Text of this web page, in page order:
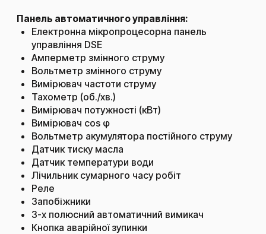
Панель автоматичного управління:
Електронна мікропроцесорна панель
управління DSE
Амперметр змінного струму
Вольтметр змінного струму
Вимірювач частоти струму
Тахометр (об./хв.)
Вимірювач потужності (кВт)
Вимірювач cos φ
Вольтметр акумулятора постійного струму
Датчик тиску масла
Датчик температури води
Лічильник сумарного часу робіт
Реле
Запобіжники
3-х полюсний автоматичний вимикач
Кнопка аварійної зупинки